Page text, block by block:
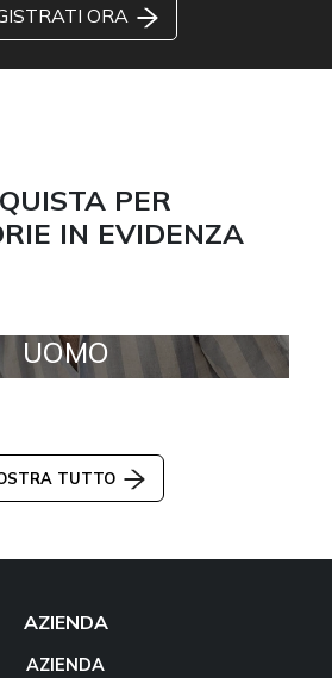
ORA
PER
IN EVIDENZA
UOMO
TUTTO
AZIENDA
AZIENDA